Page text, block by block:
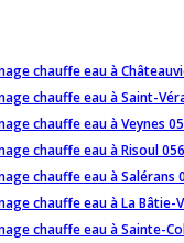
chauffe eau à
chauffe eau à Saint-
chauffe eau à Veynes
chauffe eau à Risoul
chauffe eau à Salérans
chauffe eau à La Bâtie-
chauffe eau à Sainte-